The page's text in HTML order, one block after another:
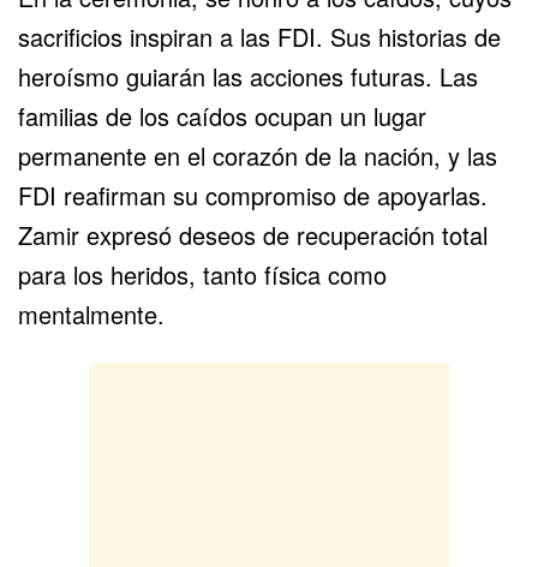
sacrificios inspiran a las FDI. Sus historias de
heroísmo guiarán las acciones futuras. Las
familias de los caídos ocupan un lugar
permanente en el corazón de la nación, y las
FDI reafirman su compromiso de apoyarlas.
Zamir expresó deseos de recuperación total
para los heridos, tanto física como
mentalmente.